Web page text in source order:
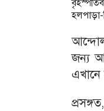
হলপাড়া-
জন্য
এখানে